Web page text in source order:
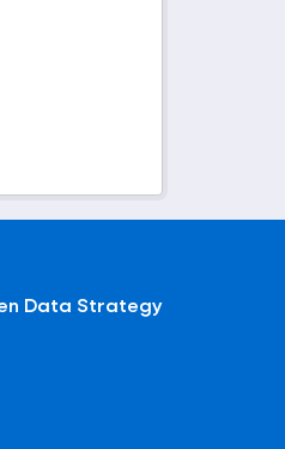
Data Strategy